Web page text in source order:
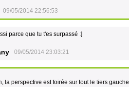
09/05/2014 22:56:53
parce que tu t'es surpassé :]
09/05/2014 23:03:21
la perspective est foirée sur tout le tiers